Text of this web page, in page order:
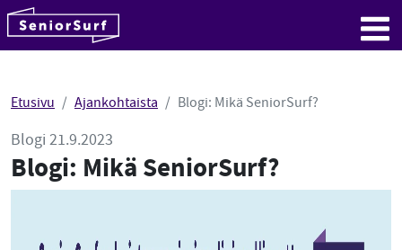
Hyppää sisältöön
Etusivu Ajankohtaista Blogi: Mikä SeniorSurf?
Blogi 21.9.2023
Blogi: Mikä SeniorSurf?